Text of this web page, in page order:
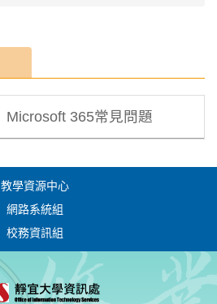
Microsoft 365常見問題
教學資源中心
網路系統組
校務資訊組